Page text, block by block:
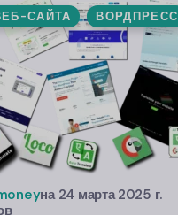
САЙТА ВОРДПРЕСС
на 24 марта 2025 г.